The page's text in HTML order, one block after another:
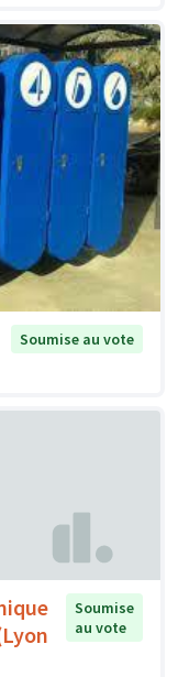
Soumise au vote
Soumise
au vote